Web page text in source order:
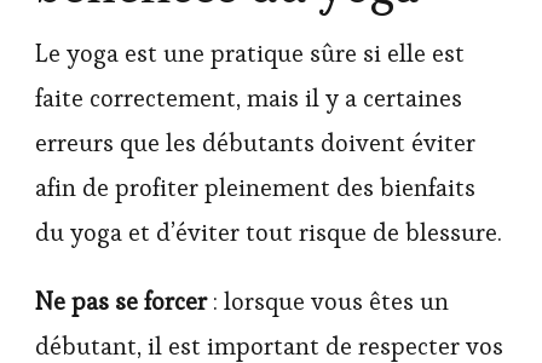
Le yoga est une pratique sûre si elle est
faite correctement, mais il y a certaines
erreurs que les débutants doivent éviter
afin de profiter pleinement des bienfaits
du yoga et d’éviter tout risque de blessure.
Ne pas se forcer: lorsque vous êtes un
débutant, il est important de respecter vos